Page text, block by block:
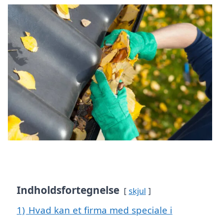
Indholdsfortegnelse skjul
1) Hvad kan et firma med speciale i